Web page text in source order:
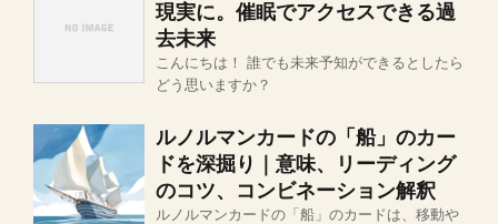
現実に。催眠でアクセスできる過
去未来
こんにちは！ 誰でも未来予知ができるとしたら
どう思いますか？
ルノルマンカードの「船」のカー
ドを深掘り｜意味、リーディング
のコツ、コンビネーション解釈
ルノルマンカードの「船」のカードは、移動や